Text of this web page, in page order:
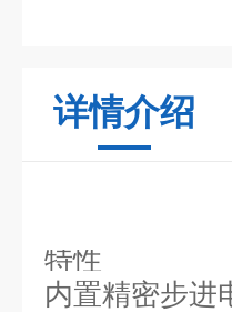
详情介绍
特性
内置精密步进